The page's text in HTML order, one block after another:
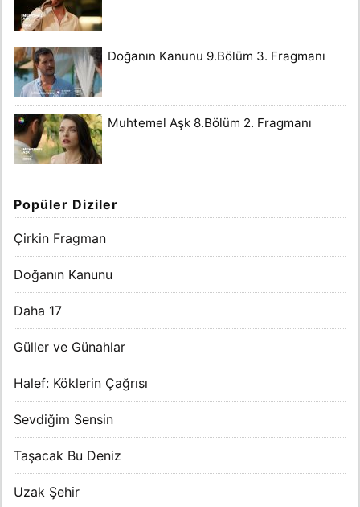
Doğanın Kanunu 9.Bölüm 3. Fragmanı
Muhtemel Aşk 8.Bölüm 2. Fragmanı
Popüler Diziler
Çirkin Fragman
Doğanın Kanunu
Daha 17
Güller ve Günahlar
Halef: Köklerin Çağrısı
Sevdiğim Sensin
Taşacak Bu Deniz
Uzak Şehir